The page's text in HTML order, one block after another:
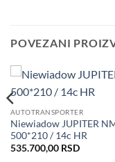
POVEZANI
AUTOTRANSPORTER
Niewiadow JUPITER
500*210 / 14c HR
535.700,00 RSD